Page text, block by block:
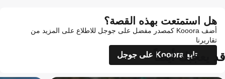
هل استمتعت بهذه القصة؟
أضف Kooora كمصدر مفضل على جوجل للاطلاع على المزيد من
تقاريرنا
تابع Kooora على جوجل
قد يعجبك أيضاً